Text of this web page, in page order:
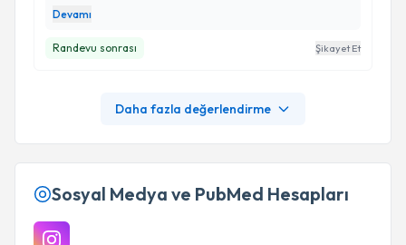
profesyonelliği ve tecrubesı sayesınde
motıvasyonunuzu kaybetmeyın. Asistani Serpil
Devamı
Randevu sonrası Şikayet Et
Daha fazla değerlendirme
Sosyal Medya ve PubMed Hesapları